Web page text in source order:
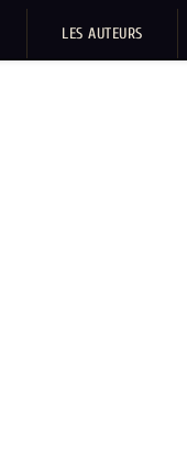
LES AUTEURS